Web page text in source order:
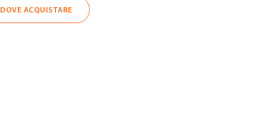
DOVE ACQUISTARE